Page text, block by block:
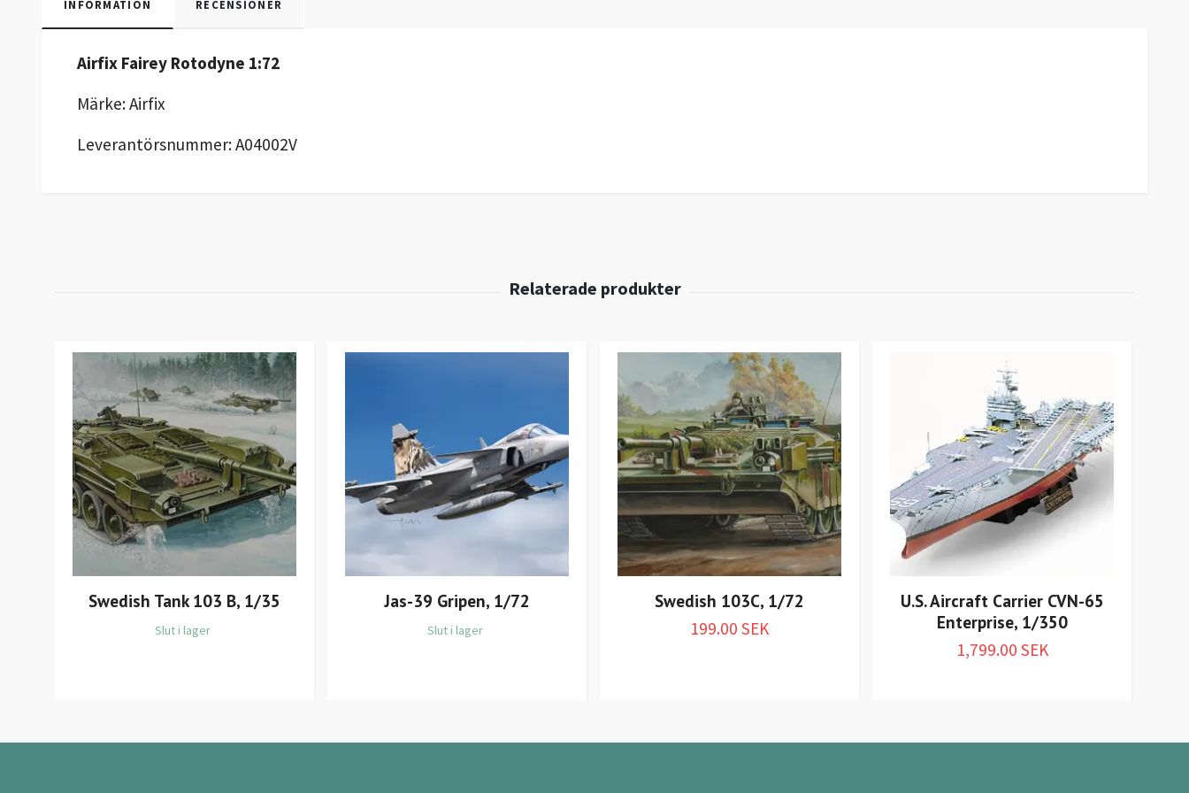
INFORMATION RECENSIONER
Airfix Fairey Rotodyne 1:72
Märke: Airfix
Leverantörsnummer: A04002V
Swedish Tank 103 B, 1/35
Slut i lager
Jas-39 Gripen, 1/72
Slut i lager
Swedish 103C, 1/72
199.00 SEK
U.S. Aircraft Carrier CVN-65
Enterprise, 1/350
1,799.00 SEK